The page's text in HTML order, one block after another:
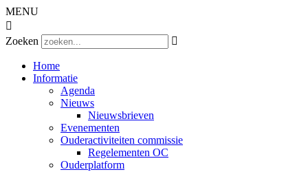
MENU

Zoeken

Home
Informatie
Agenda
Nieuws
Nieuwsbrieven
Evenementen
Ouderactiviteiten commissie
Regelementen OC
Ouderplatform